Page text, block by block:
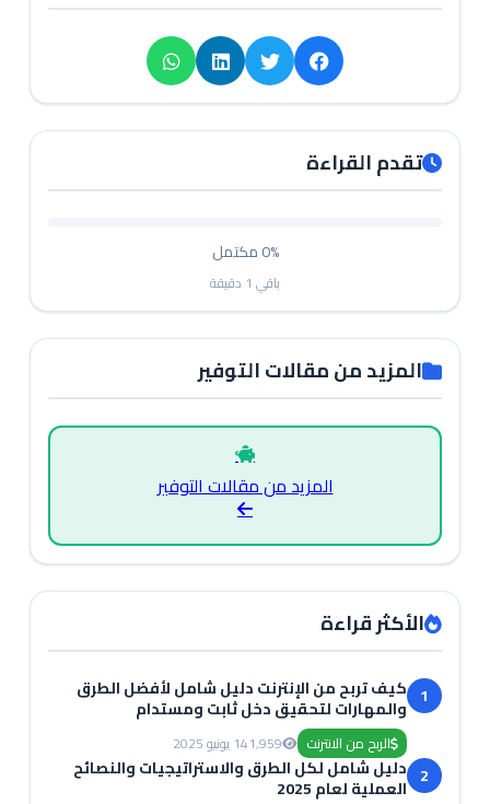
تقدم القراءة
0%مكتمل
باقي 1 دقيقة
المزيد من مقالات التوفير
المزيد من مقالات التوفير
الأكثر قراءة
1 كيف تربح من الإنترنت دليل شامل لأفضل الطرق
والمهارات لتحقيق دخل ثابت ومستدام
الربح من الانترنت 1,95914 يونيو 2025
2 دليل شامل لكل الطرق والاستراتيجيات والنصائح
العملية لعام 2025